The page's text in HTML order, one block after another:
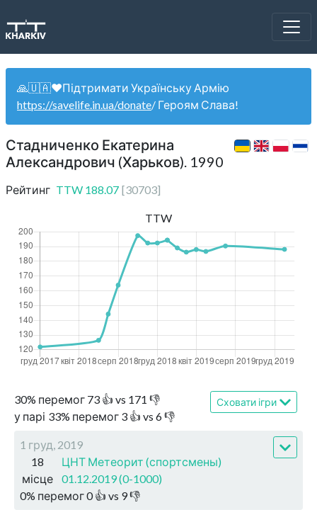
🙏🇺🇦❤️Підтримати Українську Армію
https://savelife.in.ua/donate/ Героям Слава!
Стадниченко Екатерина
Александрович (Харьков). 1990
Рейтинг TTW 188.07 [30703]
30% перемог 73 👍 vs 171 👎
у парі 33% перемог 3 👍 vs 6👎
Сховати ігри
1 груд, 2019
18
місце
ЦНТ Метеорит (спортсмены)
01.12.2019 (0-1000)
0% перемог0👍 vs 9👎
TTW